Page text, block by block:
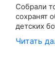
Собрали
сохранят
детских
вступает
Читать